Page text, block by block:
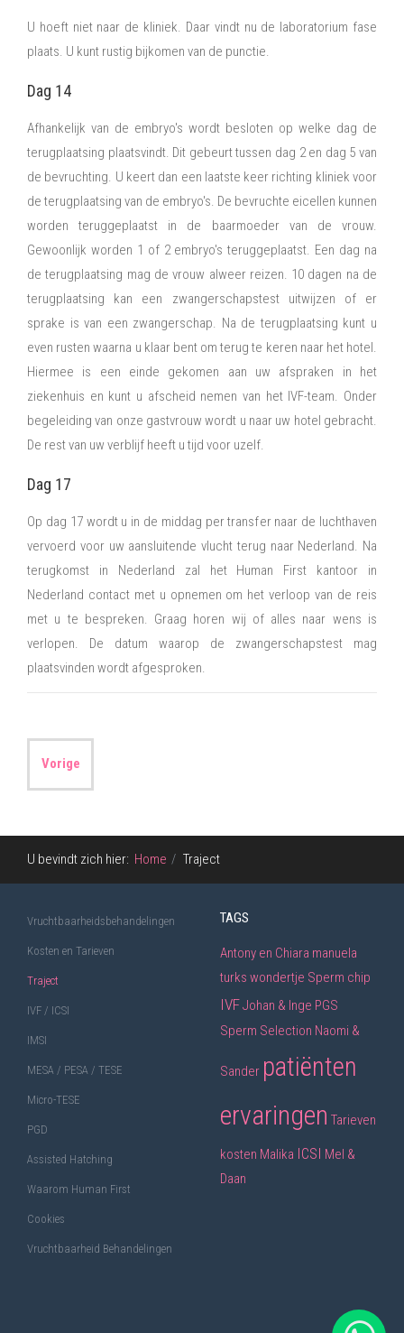
U hoeft niet naar de kliniek. Daar vindt nu de laboratorium fase
plaats. U kunt rustig bijkomen van de punctie.
Dag 14
Afhankelijk van de embryo's wordt besloten op welke dag de
terugplaatsing plaatsvindt. Dit gebeurt tussen dag 2 en dag 5 van
de bevruchting. U keert dan een laatste keer richting kliniek voor
de terugplaatsing van de embryo's. De bevruchte eicellen kunnen
worden teruggeplaatst in de baarmoeder van de vrouw.
Gewoonlijk worden 1 of 2 embryo's teruggeplaatst. Een dag na
de terugplaatsing mag de vrouw alweer reizen. 10 dagen na de
terugplaatsing kan een zwangerschapstest uitwijzen of er
sprake is van een zwangerschap. Na de terugplaatsing kunt u
even rusten waarna u klaar bent om terug te keren naar het hotel.
Hiermee is een einde gekomen aan uw afspraken in het
ziekenhuis en kunt u afscheid nemen van het IVF-team. Onder
begeleiding van onze gastvrouw wordt u naar uw hotel gebracht.
De rest van uw verblijf heeft u tijd voor uzelf.
Dag 17
Op dag 17 wordt u in de middag per transfer naar de luchthaven
vervoerd voor uw aansluitende vlucht terug naar Nederland. Na
terugkomst in Nederland zal het Human First kantoor in
Nederland contact met u opnemen om het verloop van de reis
met u te bespreken. Graag horen wij of alles naar wens is
verlopen. De datum waarop de zwangerschapstest mag
plaatsvinden wordt afgesproken.
Vorige
U bevindt zich hier: Home Traject
Vruchtbaarheidsbehandelingen
Kosten en Tarieven
Traject
IVF / ICSI
IMSI
MESA / PESA / TESE
Micro-TESE
PGD
Assisted Hatching
Waarom Human First
Cookies
Vruchtbaarheid Behandelingen
TAGS
Antony en Chiara manuela
turks wondertje Sperm chip
IVFJohan & Inge PGS
Sperm Selection Naomi &
Sander patiënten
ervaringen Tarieven
kosten Malika ICSI Mel &
Daan